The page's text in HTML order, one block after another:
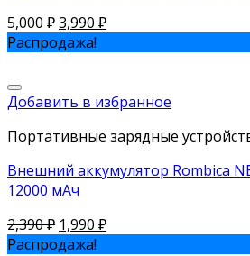
5,000₽3,990 ₽
Распродажа!
Добавить в избранное
Портативные зарядные
Внешний аккумулятор Rombica
12000 мАч
2,390₽ 1,990 ₽
Распродажа!